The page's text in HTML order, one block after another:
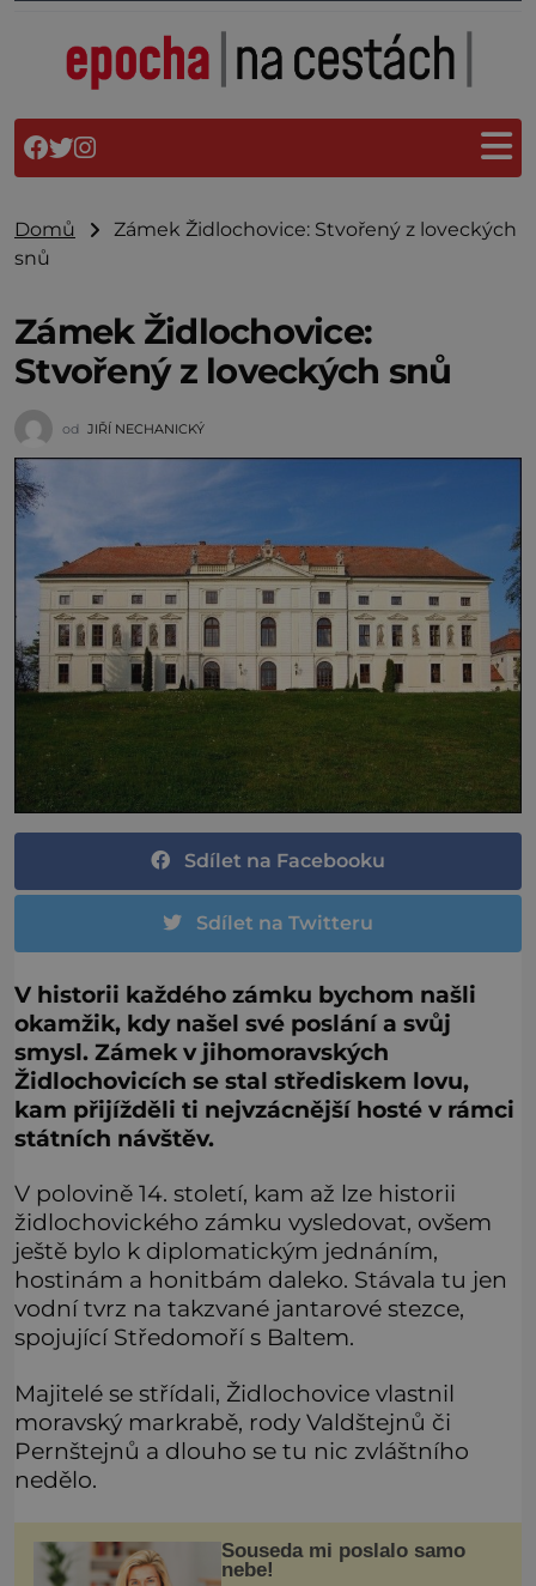
Domů
Zámek Židlochovice: Stvořený z loveckých
snů
Zámek Židlochovice:
Stvořený z loveckých snů
od JIŘÍ NECHANICKÝ
Sdílet na Facebooku
Sdílet na Twitteru
V historii každého zámku bychom našli
okamžik, kdy našel své poslání a svůj
smysl. Zámek v jihomoravských
Židlochovicích se stal střediskem lovu,
kam přijížděli ti nejvzácnější hosté v rámci
státních návštěv.
V polovině 14. století, kam až lze historii
židlochovického zámku vysledovat, ovšem
ještě bylo k diplomatickým jednáním,
hostinám a honitbám daleko. Stávala tu jen
vodní tvrz na takzvané jantarové stezce,
spojující Středomoří s Baltem.
Majitelé se střídali, Židlochovice vlastnil
moravský markrabě, rody Valdštejnů či
Pernštejnů a dlouho se tu nic zvláštního
nedělo.
Souseda mi poslalo samo
nebe!